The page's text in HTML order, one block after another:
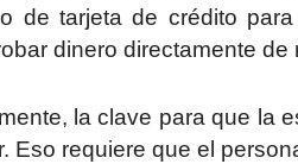
de tarjeta de crédito
dinero directamente de
la clave para que la
Eso requiere que el